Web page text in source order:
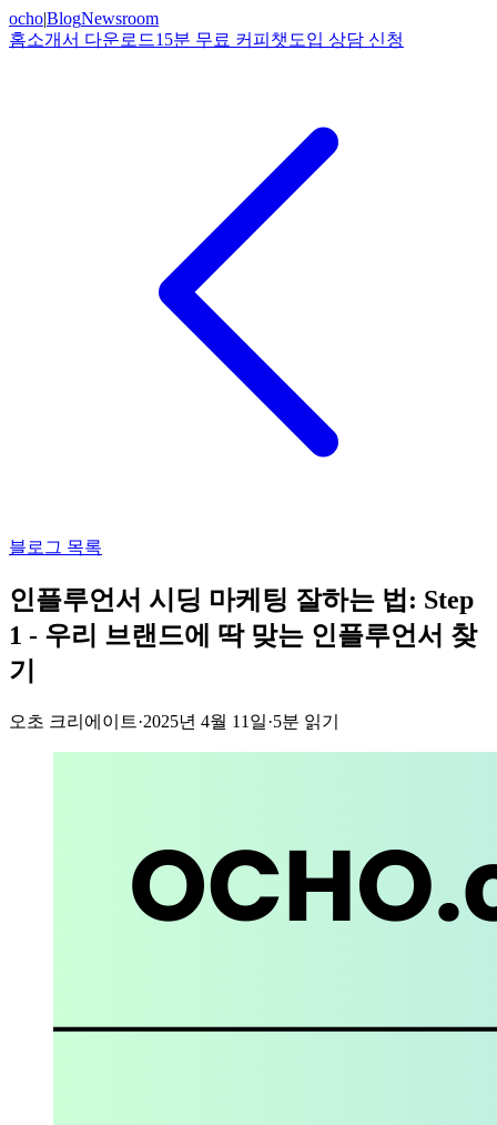
ocho|BlogNewsroom
홈소개서 다운로드15분 무료 커피챗 도입 상담 신청
블로그 목록
인플루언서 시딩 마케팅 잘하는 법: Step
1 - 우리 브랜드에 딱 맞는 인플루언서 찾
기
오초 크리에이트·2025년 4월 11일·5분 읽기